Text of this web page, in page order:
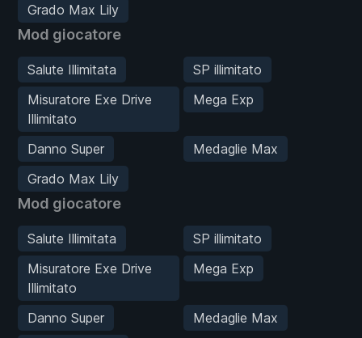
Grado Max Lily
Mod giocatore
Salute Illimitata
SP illimitato
Misuratore Exe Drive
Illimitato
Mega Exp
Danno Super
Medaglie Max
Grado Max Lily
Mod giocatore
Salute Illimitata
SP illimitato
Misuratore Exe Drive
Illimitato
Mega Exp
Danno Super
Medaglie Max